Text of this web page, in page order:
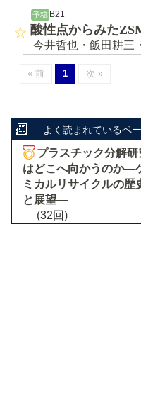
予稿B21
酸性点からみた
今井哲也 ・ 飯田耕三 ・
« 前 1 次 »
よく読まれているペ
プラスチック分解研
はどこへ向かうのか―
ミカルリサイクルの歴
と展望―
(32回)